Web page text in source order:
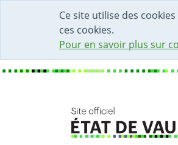
Ce site utilise des
ces cookies.
Pour en savoir plus sur
DÉBUT DU CONTENU
ACCÈS AU CHAMP DE
PAGE D'ACCUEIL
FORMULAIRE DE